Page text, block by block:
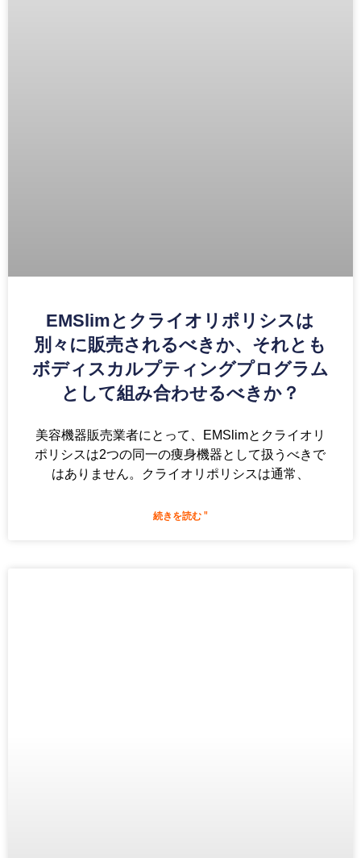
EMSlimとクライオリポリシスは
別々に販売されるべきか、それとも
ボディスカルプティングプログラム
として組み合わせるべきか？
美容機器販売業者にとって、EMSlimとクライオリ
ポリシスは2つの同一の痩身機器として扱うべきで
はありません。クライオリポリシスは通常、
続きを読む "